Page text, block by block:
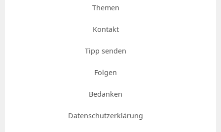
Themen
Kontakt
Tipp senden
Folgen
Bedanken
Datenschutzerklärung